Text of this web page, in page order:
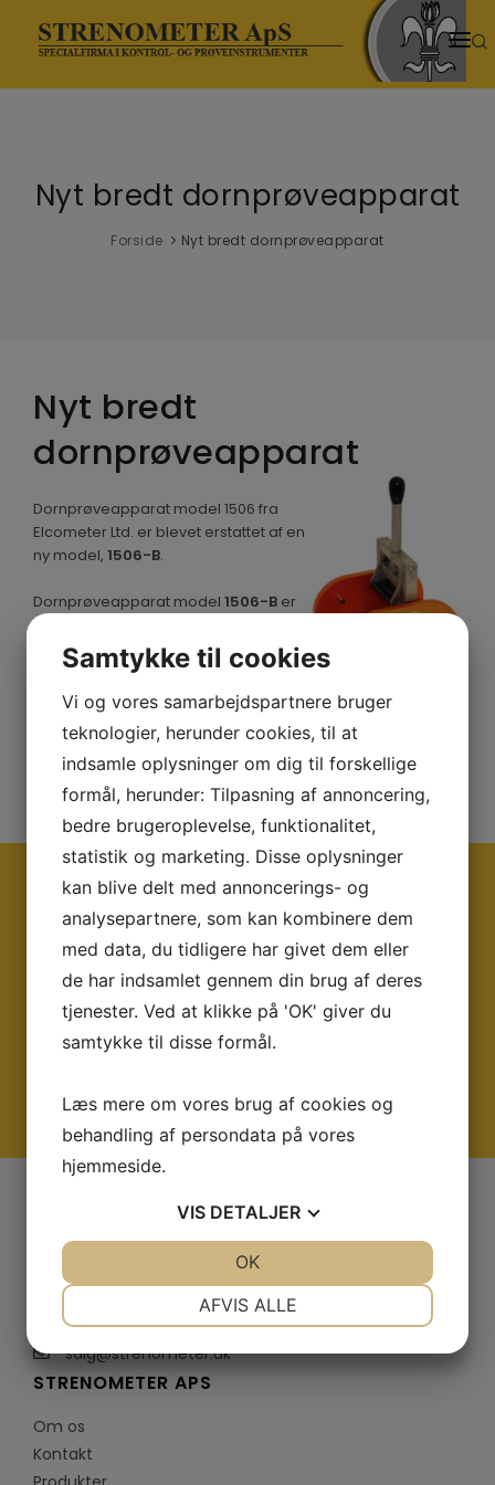
HJEM
SENESTE NYT
DOWNLOADS
VIDEOER
ENGLISH
Nyt bredt dornprøveapparat
Forside Nyt bredt dornprøveapparat
Nyt bredt
dornprøveapparat
Dornprøveapparat model 1506 fra
Elcometer Ltd. er blevet erstattet af en
ny model, 1506-B.
Dornprøveapparat model 1506-B er
bredere end forgængeren og kan
bruges på prøveplader der måler op
til 76,2 mm i bredden.
Læs mere om om model 1506-B her:
Dornprøveapparat
model 1506-B
Ring og få en snak med os i dag på tlf:
+45 45 95 07 00 eller på mail:
salg@strenometer.dk
Vi sidder altid klar med rådgivning og et godt
tilbud
KONTAKT OS
Kongevejen 213, DK-2830 Virum
+ 45 45 95 07 00
salg@strenometer.dk
STRENOMETER APS
Om os
Kontakt
Samtykke til cookies
Vi og vores samarbejdspartnere bruger
teknologier, herunder cookies, til at
indsamle oplysninger om dig til forskellige
formål, herunder: Tilpasning af annoncering,
bedre brugeroplevelse, funktionalitet,
statistik og marketing. Disse oplysninger
kan blive delt med annoncerings- og
analysepartnere, som kan kombinere dem
med data, du tidligere har givet dem eller
de har indsamlet gennem din brug af deres
tjenester. Ved at klikke på 'OK' giver du
samtykke til disse formål.
Læs mere om vores brug af cookies og
behandling af persondata på vores
hjemmeside.
VIS DETALJER
MARKETING
AFVIS ALLE
OK